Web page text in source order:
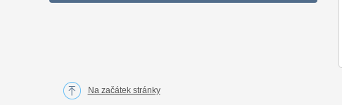
Na začátek stránky